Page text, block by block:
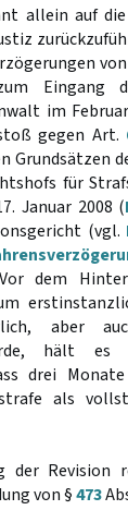
allein auf die
Eingang
im
gegen Art.
Grundsätzen
für
Januar 2008 (
(vgl.
dem
aber
hält
drei
als
der Revision
von §473